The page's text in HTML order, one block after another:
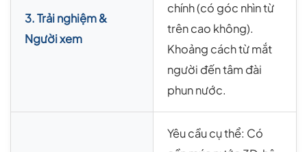
3. Trải nghiệm &
Người xem
chính (có góc nhìn từ
trên cao không).
Khoảng cách từ mắt
người đến tâm đài
phun nước.
Yêu cầu cụ thể: Có